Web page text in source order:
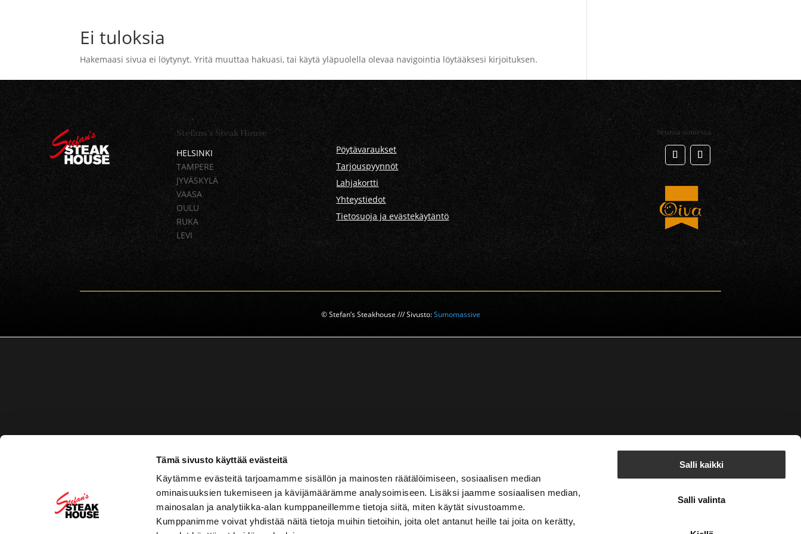
Tämä sivusto käyttää evästeitä
Käytämme evästeitä tarjoamamme sisällön ja mainosten räätälöimiseen, sosiaalisen median
ominaisuuksien tukemiseen ja kävijämäärämme analysoimiseen. Lisäksi jaamme sosiaalisen median,
mainosalan ja analytiikka-alan kumppaneillemme tietoja siitä, miten käytät sivustoamme.
Kumppanimme voivat yhdistää näitä tietoja muihin tietoihin, joita olet antanut heille tai joita on kerätty,
Salli kaikki
Salli valinta
Ei tuloksia
Hakemaasi sivua ei löytynyt. Yritä muuttaa hakuasi, tai käytä yläpuolella olevaa navigointia löytääksesi kirjoituksen.
Stefans’s Steak House
HELSINKI
TAMPERE
JYVÄSKYLÄ
VAASA
OULU
RUKA
LEVI
Pöytävaraukset
Tarjouspyynnöt
Lahjakortti
Yhteystiedot
Tietosuoja ja evästekäytäntö
Seuraa somessa
© Stefan’s Steakhouse /// Sivusto:Sumomassive